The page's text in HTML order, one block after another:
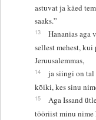
astuvat ja käed
saaks.”
13
Hananias aga
sellest mehest,
Jeruusalemmas,
14
ja siingi on tal
kõiki, kes sinu
15
Aga Issand
tööriist minu nime